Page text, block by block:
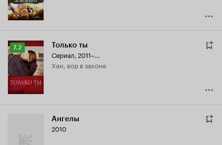
Рейтинг
Кинопоиска
7.2
7.2 Только ты
Сериал, 2011–...
Хан, вор в законе
Ангелы
2010